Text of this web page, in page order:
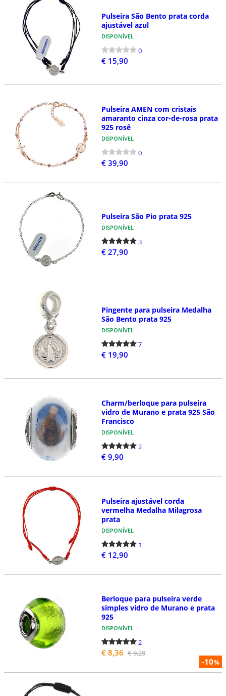
Pulseira São Bento prata corda
ajustável azul
DISPONÍVEL
0
€ 15,90
Pulseira AMEN com cristais
amaranto cinza cor-de-rosa prata
925 rosê
DISPONÍVEL
0
€ 39,90
Pulseira São Pio prata 925
DISPONÍVEL
3
€ 27,90
Pingente para pulseira Medalha
São Bento prata 925
DISPONÍVEL
7
€ 19,90
Charm/berloque para pulseira
vidro de Murano e prata 925 São
Francisco
DISPONÍVEL
2
€ 9,90
Pulseira ajustável corda
vermelha Medalha Milagrosa
prata
DISPONÍVEL
1
€ 12,90
-10%
Berloque para pulseira verde
simples vidro de Murano e prata
925
DISPONÍVEL
2
€ 8,36 € 9,29